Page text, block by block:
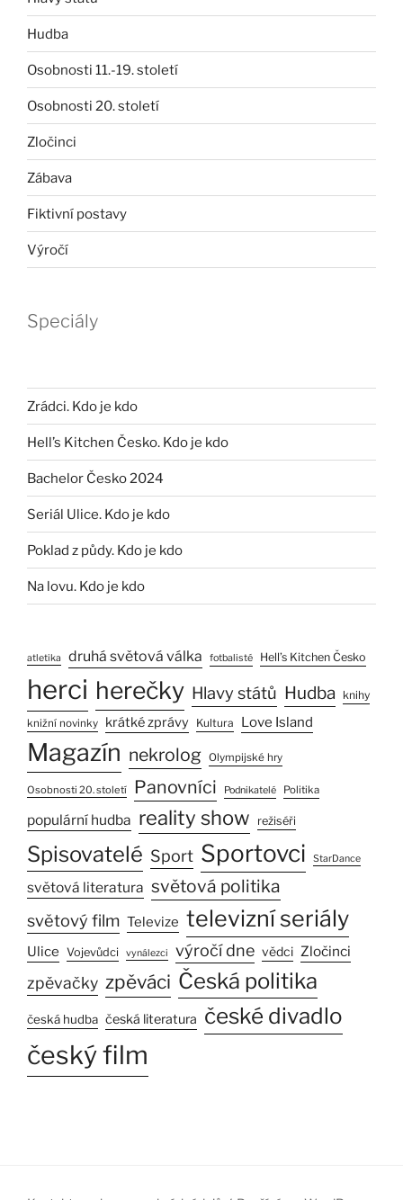
Hudba
Osobnosti 11.-19. století
Osobnosti 20. století
Zločinci
Zábava
Fiktivní postavy
Výročí
Speciály
Zrádci. Kdo je kdo
Hell’s Kitchen Česko. Kdo je kdo
Bachelor Česko 2024
Seriál Ulice. Kdo je kdo
Poklad z půdy. Kdo je kdo
Na lovu. Kdo je kdo
atletika druhá světová válka fotbalisté Hell’s Kitchen Česko
herci herečky Hlavy států Hudba knihy
knižní novinky krátké zprávy Kultura Love Island
Magazín nekrolog Olympijské hry
Osobnosti 20. století Panovníci Podnikatelé Politika
populární hudba reality show režiséři
Spisovatelé Sport Sportovci StarDance
světová literatura světová politika
světový film Televize televizní seriály
Ulice Vojevůdci vynálezci výročí dne vědci Zločinci
zpěvačky zpěváci Česká politika
česká hudba česká literatura české divadlo
český film